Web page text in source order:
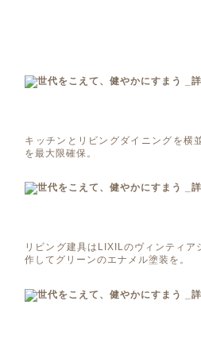
キッチンとリビングダイニングを横
を最大限確保。
リビング建具はLIXILのヴィンティア
作してグリーンのエナメル塗装を。